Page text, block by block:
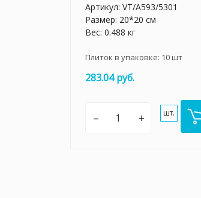
Артикул: VT/A593/5301
Размер: 20*20 см
Вес: 0.488 кг
Плиток в упаковке: 10шт
283.04 руб.
– + шт.